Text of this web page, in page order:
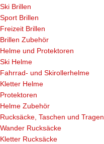
Ski Brillen
Sport Brillen
Freizeit Brillen
Brillen Zubehör
Helme und Protektoren
Ski Helme
Fahrrad- und Skirollerhelme
Kletter Helme
Protektoren
Helme Zubehör
Rucksäcke, Taschen und Tragen
Wander Rucksäcke
Kletter Rucksäcke